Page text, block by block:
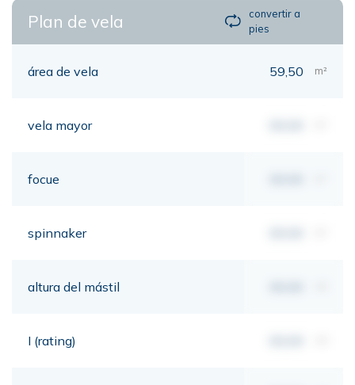
Plan de vela
convertir a
pies
área de vela 59,50 m²
vela mayor
focue
spinnaker
altura del mástil
I (rating)